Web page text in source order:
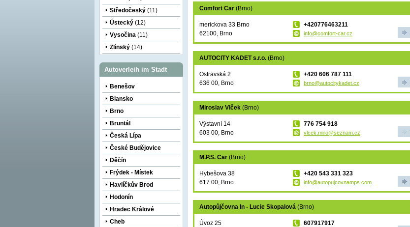
Středočeský (11)
Ústecký (12)
Vysočina (11)
Zlínský (14)
Autoverleih im Stadt
Benešov
Blansko
Brno
Bruntál
Česká Lípa
České Budějovice
Děčín
Frýdek - Místek
Havlíčkův Brod
Hodonín
Hradec Králové
Cheb
Comfort Car (Brno)
merickova 33 Brno
62100, Brno
+420776463211
info@comfort-car.cz
AUTOCITY KADET s.r.o. (Brno)
Ostravská 2
636 00, Brno
+420 606 787 111
brno@autocitykadet.cz
Miroslav Vlček (Brno)
Výstavní 14
603 00, Brno
776 754 918
vlcek.miro@seznam.cz
M.P.S. Car (Brno)
Hybešova 38
617 00, Brno
+420 543 331 323
info@autopujcovnamps.com
Autopůjčovna In - Lucie Skopalová (Brno)
Úvoz 25
607917917